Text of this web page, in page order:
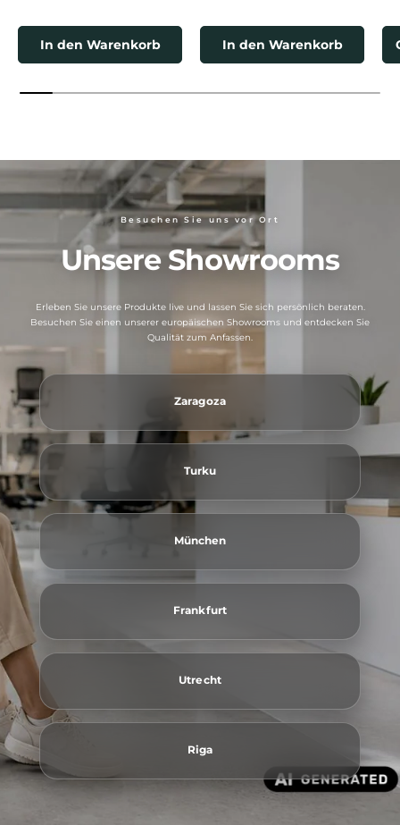
In den Warenkorb In den Warenkorb
Besuchen Sie uns vor Ort
Unsere Showrooms
Erleben Sie unsere Produkte live und lassen Sie sich persönlich beraten.
Besuchen Sie einen unserer europäischen Showrooms und entdecken Sie
Qualität zum Anfassen.
Zaragoza
Turku
München
Frankfurt
Utrecht
Riga